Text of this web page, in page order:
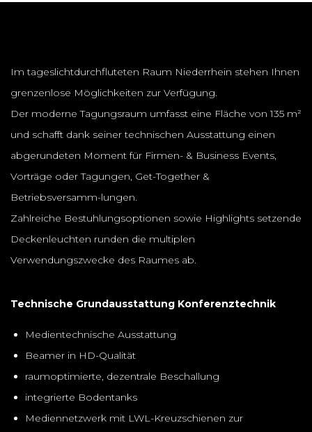
Im tageslichtdurchfluteten Raum Niederrhein stehen Ihnen
grenzenlose Möglichkeiten zur Verfügung.
Der moderne Tagungsraum umfasst eine Fläche von 135 m²
und schafft dank seiner technischen Ausstattung einen
abgerundeten Moment für Firmen- & Business Events,
Vorträge oder Tagungen, Get-Together &
Betriebsversamm-lungen.
Zahlreiche Bestuhlungsoptionen sowie Highlights setzende
Deckenleuchten runden die multiplen
Verwendungszwecke des Raumes ab.
Technische Grundausstattung Konferenztechnik
Medientechnische Ausstattung
Beamer in HD-Qualität
raumoptimierte, dezentrale Beschallung
integrierte Bodentanks
Mediennetzwerk mit LWL-Kreuzschienen zur